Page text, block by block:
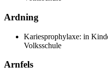
Ardning
Kariesprophylaxe: in
Volksschule
Arnfels